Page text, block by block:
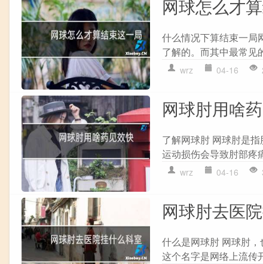
网球怎么才
什么情况下算结束一局
了解的。而其中最常见
wrz 04-16
网球肘用啥
了解网球肘 网球肘是
运动损伤会导致肘部疼
wrz 04-16
网球肘去医
什么是网球肘 网球肘
这个名字是网络上流传